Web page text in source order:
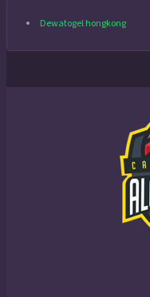
Dewatogel hongkong